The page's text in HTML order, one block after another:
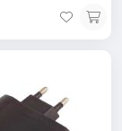
افزودن